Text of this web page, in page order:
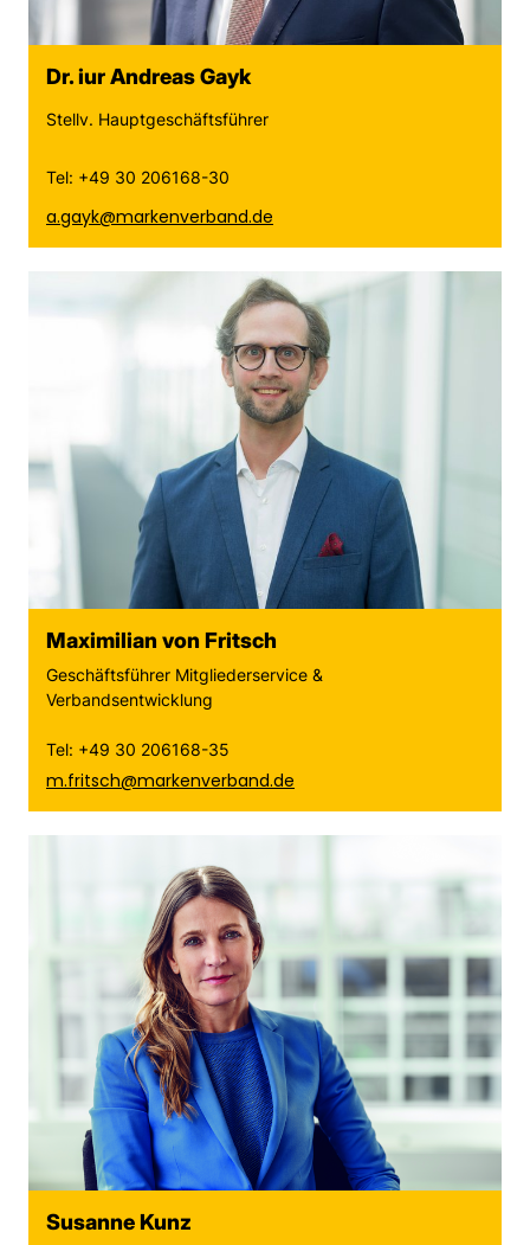
Dr. iur Andreas Gayk
Stellv. Hauptgeschäftsführer
Tel: +49 30 206168-30
a.gayk@markenverband.de
Maximilian von Fritsch
Geschäftsführer Mitgliederservice &
Verbandsentwicklung
Tel: +49 30 206168-35
m.fritsch@markenverband.de
Susanne Kunz